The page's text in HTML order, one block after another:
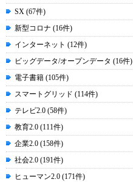
SX (67件)
新型コロナ (16件)
インターネット (12件)
ビッグデータ/オープンデータ (16件)
電子書籍 (105件)
スマートグリッド (114件)
テレビ2.0 (58件)
教育2.0 (111件)
企業2.0 (158件)
社会2.0 (191件)
ヒューマン2.0 (171件)